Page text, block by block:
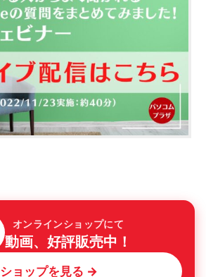
オンラインショップにて
動画、好評販売中！
ショップを見る →